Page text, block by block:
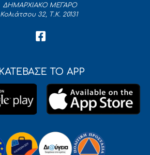
ΔΗΜΑΡΧΙΑΚΟ ΜΕΓΑΡΟ
Κολιάτσου 32, Τ.Κ. 20131
ΚΑΤΕΒΑΣΕ ΤΟ APP